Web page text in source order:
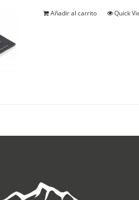
Añadir al carrito Quick